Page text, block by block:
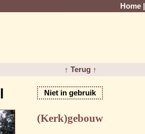
Home
↑ Terug ↑
Niet in gebruik
(Kerk)gebouw